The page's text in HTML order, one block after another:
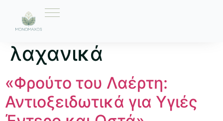
Ετικέτα:
λαχανικά
«Φρούτο του Λαέρτη:
Αντιοξειδωτικά για Υγιές